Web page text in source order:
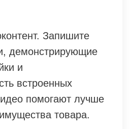
Запишите
демонстрирующие
и
встроенных
помогают лучше
товара.